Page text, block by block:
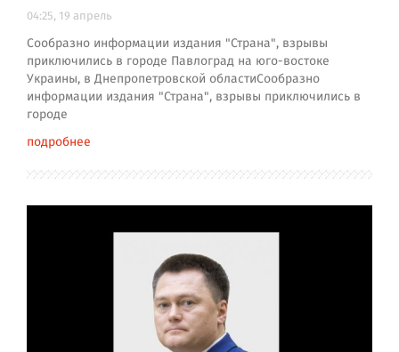
04:25, 19 апрель
Сообразно информации издания "Страна", взрывы
приключились в городе Павлоград на юго-востоке
Украины, в Днепропетровской областиСообразно
информации издания "Страна", взрывы приключились в
городе
подробнее